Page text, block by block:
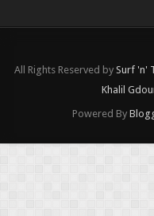
All Rights Reserved by Surf 'n'
Khalil
Powered By